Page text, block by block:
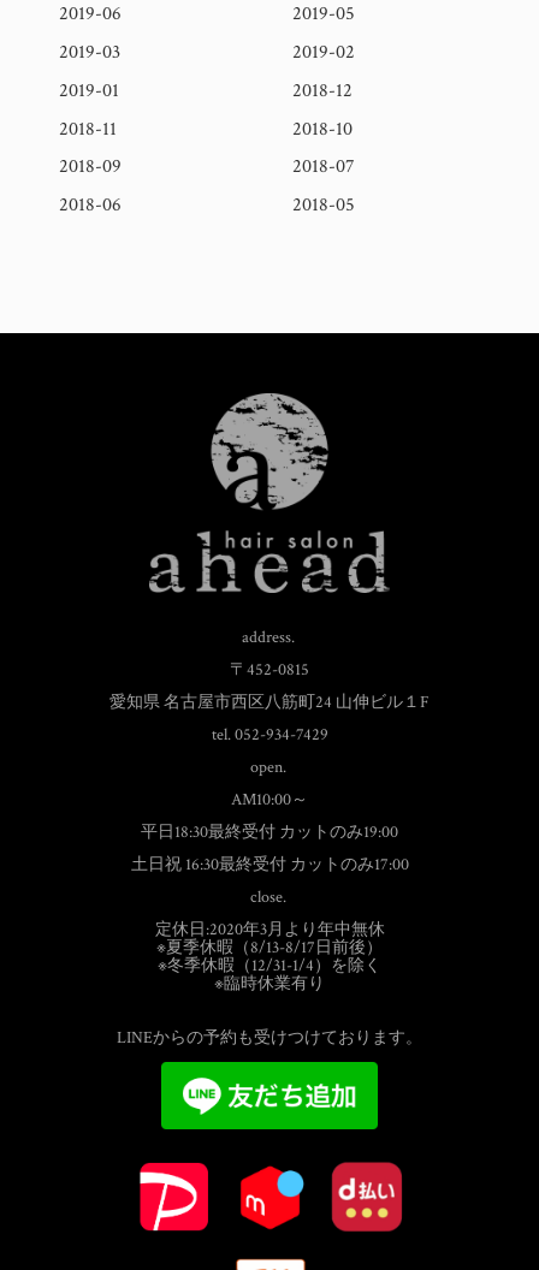
2019-06
2019-05
2019-03
2019-02
2019-01
2018-12
2018-11
2018-10
2018-09
2018-07
2018-06
2018-05
address.
〒452-0815
愛知県 名古屋市西区八筋町24 山伸ビル１F
tel. 052-934-7429
open.
AM10:00～
平日18:30最終受付 カットのみ19:00
土日祝 16:30最終受付 カットのみ17:00
close.
定休日:2020年3月より年中無休
※夏季休暇（8/13-8/17日前後）
※冬季休暇（12/31-1/4）を除く
※臨時休業有り
LINEからの予約も受けつけております。